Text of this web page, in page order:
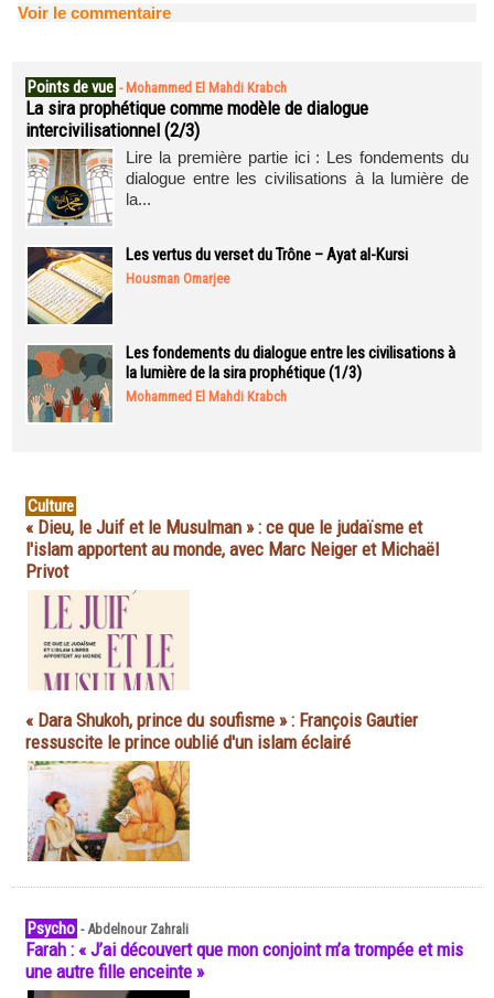
Voir le commentaire
Points de vue - Mohammed El Mahdi Krabch
La sira prophétique comme modèle de dialogue
intercivilisationnel (2/3)
Lire la première partie ici : Les fondements du
dialogue entre les civilisations à la lumière de
la...
Les vertus du verset du Trône – Ayat al-Kursi
Housman Omarjee
Les fondements du dialogue entre les civilisations à
la lumière de la sira prophétique (1/3)
Mohammed El Mahdi Krabch
Culture
« Dieu, le Juif et le Musulman » : ce que le judaïsme et
l'islam apportent au monde, avec Marc Neiger et Michaël
Privot
« Dara Shukoh, prince du soufisme » : François Gautier
ressuscite le prince oublié d'un islam éclairé
Psycho -Abdelnour Zahrali
Farah : « J’ai découvert que mon conjoint m’a trompée et mis
une autre fille enceinte »